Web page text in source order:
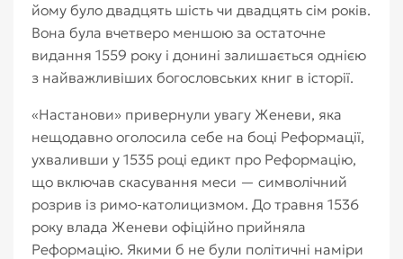
йому було двадцять шість чи двадцять сім років.
Вона була вчетверо меншою за остаточне
видання 1559 року і донині залишається однією
з найважливіших богословських книг в історії.
«Настанови» привернули увагу Женеви, яка
нещодавно оголосила себе на боці Реформації,
ухваливши у 1535 році едикт про Реформацію,
що включав скасування меси — символічний
розрив із римо-католицизмом. До травня 1536
року влада Женеви офіційно прийняла
Реформацію. Якими б не були політичні наміри